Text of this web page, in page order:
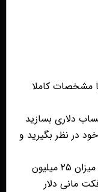
مشخصات کاملا
دلاری بسازید
در نظر بگیرید و
سپس موجودی خود را درسایت به میزان ۲۵ میلیون
مانی دلار